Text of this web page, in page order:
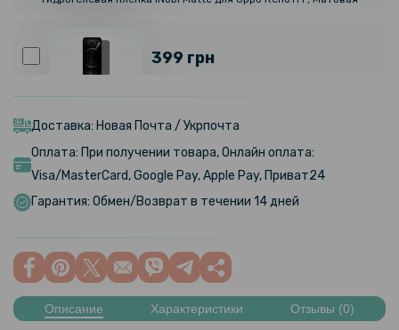
399 грн
Гидрогелевая пленка iNobi Privacy Matte для Oppo Reno11 F
299 грн
Гидрогелевая пленка iNobi Matte для Oppo Reno11 F на заднюю
280 грн
329 грн
Чехол - накладка TPU Color Matte Ring для Oppo Reno11 F
Доставка: Новая Почта / Укрпочта
Оплата: При получении товара, Онлайн оплата:
Visa/MasterCard, Google Pay, Apple Pay, Приват24
Гарантия: Обмен/Возврат в течении 14 дней
Описание Характеристики Отзывы (0)